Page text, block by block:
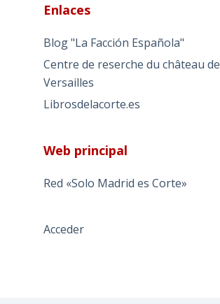
Enlaces
Blog "La Facción Española"
Centre de reserche du château de
Versailles
Librosdelacorte.es
Web principal
Red «Solo Madrid es Corte»
Acceder